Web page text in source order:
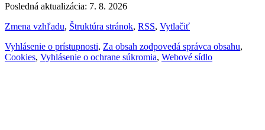
Posledná aktualizácia: 7. 8. 2026
Zmena vzhľadu, Štruktúra stránok, RSS, Vytlačiť
Vyhlásenie o prístupnosti, Za obsah zodpovedá správca obsahu,
Cookies, Vyhlásenie o ochrane súkromia, Webové sídlo